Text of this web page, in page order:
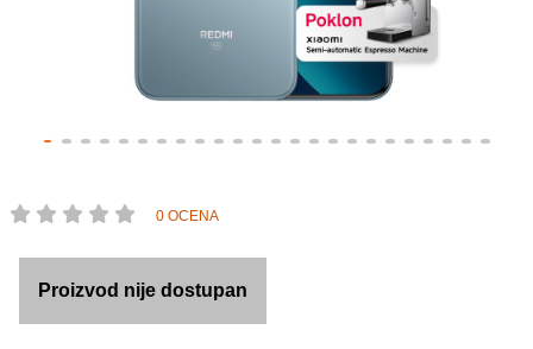
0 OCENA
Proizvod nije dostupan